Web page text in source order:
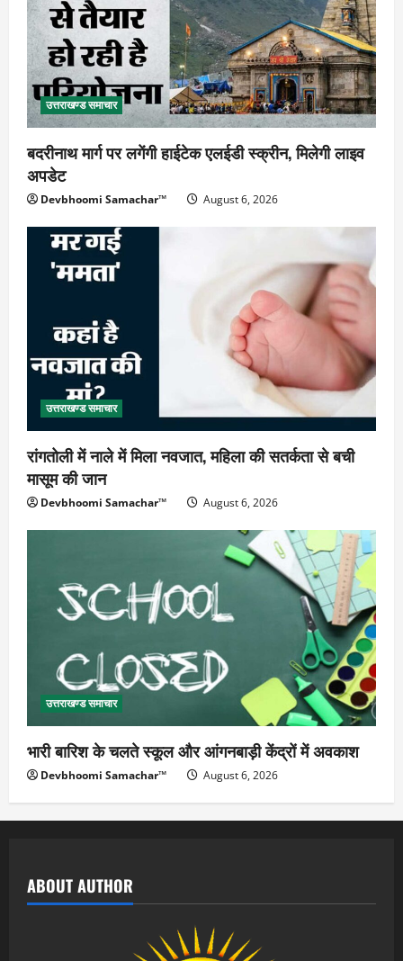
उत्तराखण्ड समाचार
बदरीनाथ मार्ग पर लगेंगी हाईटेक एलईडी स्क्रीन, मिलेगी लाइव
अपडेट
Devbhoomi Samachar™ August 6, 2026
उत्तराखण्ड समाचार
रांगतोली में नाले में मिला नवजात, महिला की सतर्कता से बची
मासूम की जान
Devbhoomi Samachar™ August 6, 2026
उत्तराखण्ड समाचार
भारी बारिश के चलते स्कूल और आंगनबाड़ी केंद्रों में अवकाश
Devbhoomi Samachar™ August 6, 2026
ABOUT AUTHOR